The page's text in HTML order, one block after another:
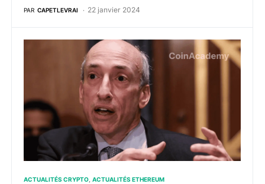
PAR CAPETLEVRAI 22 janvier 2024
Ethereum : la SEC reporte sa décision concernant
ACTUALITÉS CRYPTO ACTUALITÉS ETHEREUM